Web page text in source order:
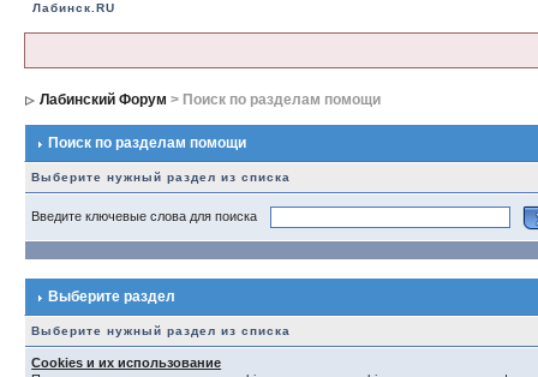
Лабинск.RU
Лабинский Форум > Поиск по разделам помощи
Поиск по разделам помощи
Выберите нужный раздел из списка
Введите ключевые слова для поиска
Выберите раздел
Выберите нужный раздел из списка
Cookies и их использование